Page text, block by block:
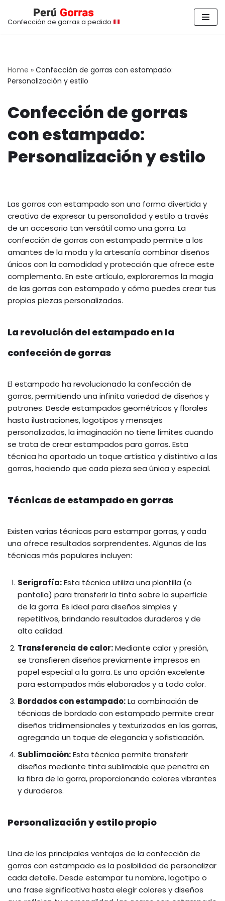
Saltar
Confección de gorras a pedido
Home » Confección de gorras con estampado:
Personalización y estilo
Confección de gorras
con estampado:
Personalización y estilo
Las gorras con estampado son una forma divertida y
creativa de expresar tu personalidad y estilo a través
de un accesorio tan versátil como una gorra. La
confección de gorras con estampado permite a los
amantes de la moda y la artesanía combinar diseños
únicos con la comodidad y protección que ofrece este
complemento. En este artículo, exploraremos la magia
de las gorras con estampado y cómo puedes crear tus
propias piezas personalizadas.
La revolución del estampado en la
confección de gorras
El estampado ha revolucionado la confección de
gorras, permitiendo una infinita variedad de diseños y
patrones. Desde estampados geométricos y florales
hasta ilustraciones, logotipos y mensajes
personalizados, la imaginación no tiene límites cuando
se trata de crear estampados para gorras. Esta
técnica ha aportado un toque artístico y distintivo a las
gorras, haciendo que cada pieza sea única y especial.
Técnicas de estampado en gorras
Existen varias técnicas para estampar gorras, y cada
una ofrece resultados sorprendentes. Algunas de las
técnicas más populares incluyen:
Serigrafía:Esta técnica utiliza una plantilla (o
pantalla) para transferir la tinta sobre la superficie
de la gorra. Es ideal para diseños simples y
repetitivos, brindando resultados duraderos y de
alta calidad.
Transferencia de calor:Mediante calor y presión,
se transfieren diseños previamente impresos en
papel especial a la gorra. Es una opción excelente
para estampados más elaborados y a todo color.
Bordados con estampado:La combinación de
técnicas de bordado con estampado permite crear
diseños tridimensionales y texturizados en las gorras,
agregando un toque de elegancia y sofisticación.
Sublimación:Esta técnica permite transferir
diseños mediante tinta sublimable que penetra en
la fibra de la gorra, proporcionando colores vibrantes
y duraderos.
Personalización y estilo propio
Una de las principales ventajas de la confección de
gorras con estampado es la posibilidad de personalizar
cada detalle. Desde estampar tu nombre, logotipo o
una frase significativa hasta elegir colores y diseños